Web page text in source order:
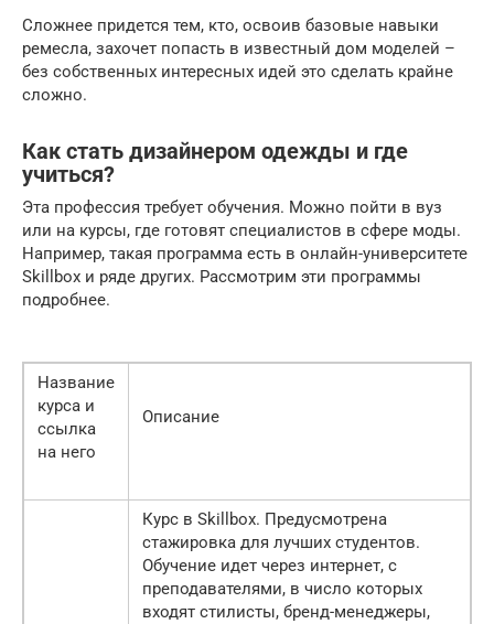
Сложнее придется тем, кто, освоив базовые навыки
ремесла, захочет попасть в известный дом моделей –
без собственных интересных идей это сделать крайне
сложно.
Как стать дизайнером одежды и где
учиться?
Эта профессия требует обучения. Можно пойти в вуз
или на курсы, где готовят специалистов в сфере моды.
Например, такая программа есть в онлайн-университете
Skillbox и ряде других. Рассмотрим эти программы
подробнее.
Название
курса и
ссылка
на него
Описание
Курс в Skillbox. Предусмотрена
стажировка для лучших студентов.
Обучение идет через интернет, с
преподавателями, в число которых
входят стилисты, бренд-менеджеры,